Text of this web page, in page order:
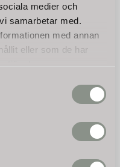
medier och
samarbetar med.
med annan
eller som de har
tjänster.